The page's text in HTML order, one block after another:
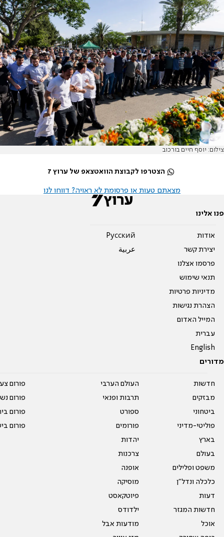
צילום: יוסף חיים בורכוב
הצטרפו לקבוצת הוואטצאפ של ערוץ 7
מצאתם טעות או פרסומת לא ראויה? דווחו לנו
פנו אלינו
אודות
יצירת קשר
פרסמו אצלנו
תנאי שימוש
מדיניות פרטיות
הצהרת נגישות
המייל האדום
עברית
English
Pусский
عربية
מדורים
חדשות
מבזקים
ביטחוני
פוליטי-מדיני
בארץ
בעולם
משפט ופלילים
כלכלה ונדל"ן
דעות
חדשות המגזר
אוכל
העולם הערבי
תרבות ופנאי
ספורט
פורומים
יהדות
צרכנות
אופנה
מוסיקה
פיוטקאסט
ילדודס
מודעות אבל
פורום
פורום
פורום
פורום